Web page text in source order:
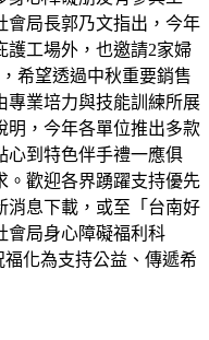
會局長郭乃文指出，今年
護工場外，也邀請2家婦
希望透過中秋重要銷售
專業培力與技能訓練所展
明，今年各單位推出多款
心到特色伴手禮一應俱
。歡迎各界踴躍支持優先
消息下載，或至「台南好
會局身心障礙福利科
福化為支持公益、傳遞希